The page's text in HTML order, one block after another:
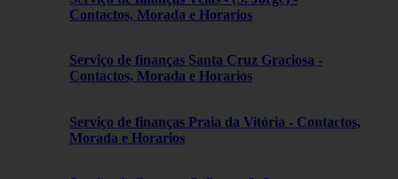
Contactos, Morada e Horarios
Serviço de finanças Santa Cruz Graciosa -
Contactos, Morada e Horarios
Serviço de finanças Praia da Vitória - Contactos,
Morada e Horarios